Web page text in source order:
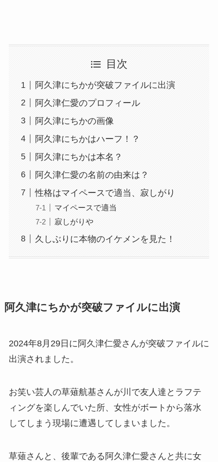
目次
阿久津にちかが突破ファイルに出演
阿久津仁愛のプロフィール
阿久津にちかの画像
阿久津にちかはハーフ！？
阿久津にちかは本名？
阿久津仁愛の名前の由来は？
性格はマイペースで適当、寂しがり
マイペースで適当
寂しがりや
久しぶりに本物のイケメンを見た！
阿久津にちかが突破ファイルに出演
2024年8月29日に阿久津仁愛さんが突破ファイルに
出演されました。
お笑い芸人の草薙航基さんが川で友人達とラフテ
ィングを楽しんでいた所、女性がボートから落水
してしまう現場に遭遇してしまいました。
草薙さんと、後輩である阿久津仁愛さんと共に女